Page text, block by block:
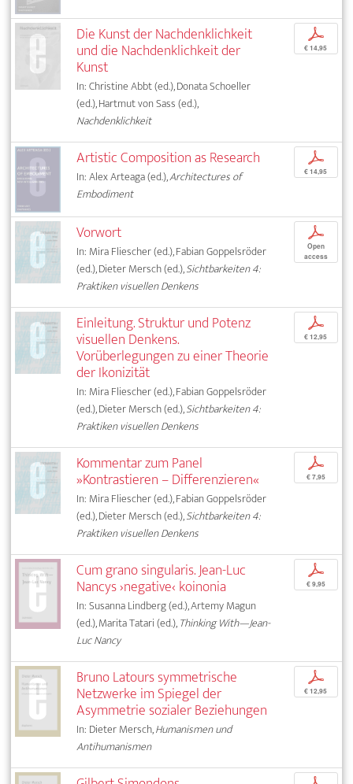
Die Kunst der Nachdenklichkeit
und die Nachdenklichkeit der
Kunst
In: Christine Abbt (ed.), Donata Schoeller
(ed.), Hartmut von Sass (ed.),
Nachdenklichkeit
p
€ 14,95
Artistic Composition as Research
In: Alex Arteaga (ed.),Architectures of
Embodiment
p
€ 14,95
Vorwort
In: Mira Fliescher (ed.), Fabian Goppelsröder
(ed.), Dieter Mersch (ed.),Sichtbarkeiten 4:
Praktiken visuellen Denkens
p
Open
access
Einleitung. Struktur und Potenz
visuellen Denkens.
Vorüberlegungen zu einer Theorie
der Ikonizität
In: Mira Fliescher (ed.), Fabian Goppelsröder
(ed.), Dieter Mersch (ed.),Sichtbarkeiten 4:
Praktiken visuellen Denkens
p
€ 12,95
Kommentar zum Panel
»Kontrastieren – Differenzieren«
In: Mira Fliescher (ed.), Fabian Goppelsröder
(ed.), Dieter Mersch (ed.),Sichtbarkeiten 4:
Praktiken visuellen Denkens
p
€ 7,95
Cum grano singularis. Jean-Luc
Nancys ›negative‹ koinonia
In: Susanna Lindberg (ed.), Artemy Magun
(ed.), Marita Tatari (ed.),Thinking With—Jean-
Luc Nancy
p
€ 9,95
Bruno Latours symmetrische
Netzwerke im Spiegel der
Asymmetrie sozialer Beziehungen
In: Dieter Mersch,Humanismen und
Antihumanismen
p
€ 12,95